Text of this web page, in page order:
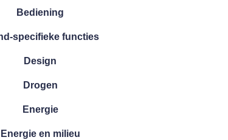
Bediening
specifieke functies
Design
Drogen
Energie
Energie en milieu